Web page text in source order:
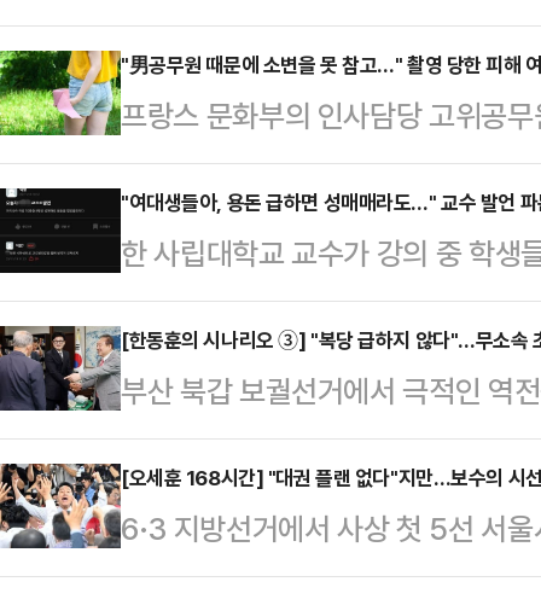
이체한 60대 아내가 징역형의 집행
면 20일 수원지법 형사12부(박건
에 관한 법률 위반(사기), 사문서위
에게 징역 2년에 집행유예 4년을
(2021년 11월 사망)와 동거를 시
는 당시 전 부인과 이혼한 상태였고
해졌…
"男공무원 때문에 소변을 못 참고…" 촬영 당한 피해
프랑스 문화부의 인사담당 고위공
래 이뇨제를 먹이고 피해자들이 고
가학적 범죄가 최근 재조명되고 있
도 형사재판은 열리지 않고 있으며,
로 대학 강의를 나가고 컨설턴트로
등 주요 프랑스 언론매체와 미국
티앙 네그르는 고위공무원으로 재
접이나 회의 등을 미끼로…
"여대생들아, 용돈 급하면 성매매라도…" 교수 발언
한 사립대학교 교수가 강의 중 학생
해 소지가 다분한 모욕적 폭언을 일
다.25일 연합뉴스에 따르면 지난
"우리나라 여성 10명 중 8명은 성
는 폭로글이 올라왔다.A 교수가 과
발언과 언어폭력을 자행했다는 학
적으로 피해 설문조사를 전개했다.
는 수업 중 "여학생들에…
[한동훈의 시나리오 ③] "복당 급하지 않다"…무소속
부산 북갑 보궐선거에서 극적인 역
이 국민의힘 복당 시기를 미룬 채
거관리위원회 개혁과 관련된 굵직
서의 존재감을 키우고 있다. 아직
일을 두고 자신만의 독자적인 지역
[오세훈 168시간] "대권 플랜 없다"지만…보수의 시
6·3 지방선거에서 사상 첫 5선 서
의 주목을 한 몸에 받고 있다.11일